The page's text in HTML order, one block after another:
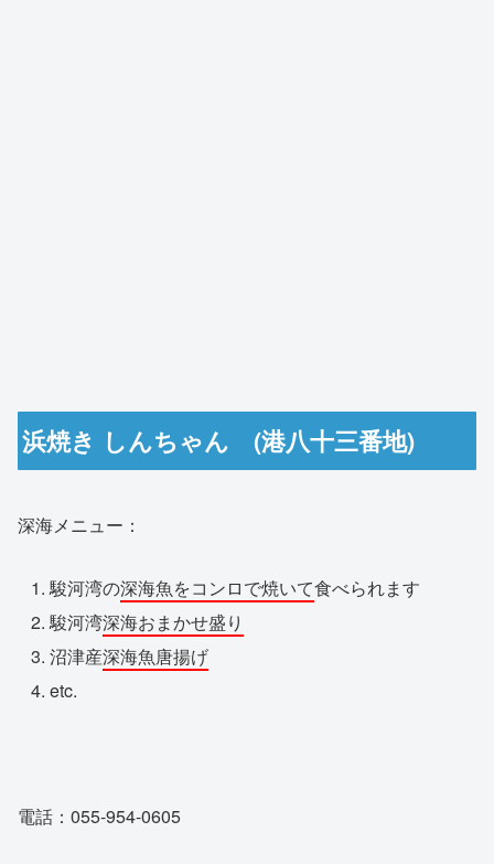
浜焼き しんちゃん (港八十三番地)
深海メニュー：
駿河湾の深海魚をコンロで焼いて食べられます
駿河湾深海おまかせ盛り
沼津産深海魚唐揚げ
etc.
電話：055-954-0605